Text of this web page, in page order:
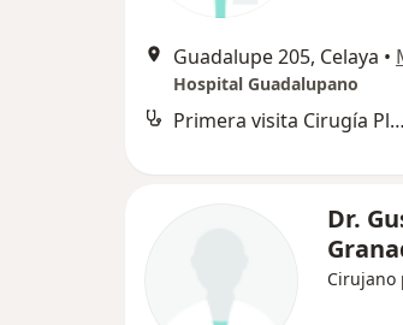
Guadalupe 205, Celaya •
Hospital Guadalupano
Primera visita Cirugía Plástica
Dr.
Cirujano